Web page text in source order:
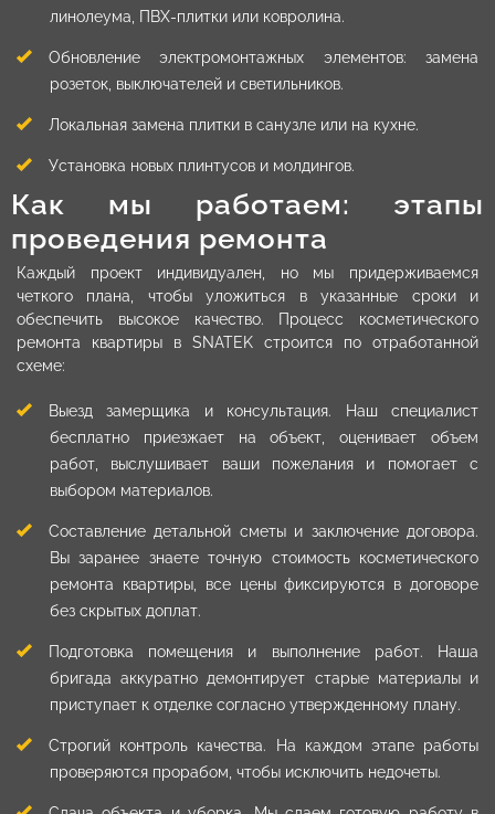
линолеума, ПВХ-плитки или ковролина.
Обновление электромонтажных элементов: замена
розеток, выключателей и светильников.
Локальная замена плитки в санузле или на кухне.
Установка новых плинтусов и молдингов.
Как мы работаем: этапы
проведения ремонта
Каждый проект индивидуален, но мы придерживаемся
четкого плана, чтобы уложиться в указанные сроки и
обеспечить высокое качество. Процесс косметического
ремонта квартиры в SNATEK строится по отработанной
схеме:
Выезд замерщика и консультация. Наш специалист
бесплатно приезжает на объект, оценивает объем
работ, выслушивает ваши пожелания и помогает с
выбором материалов.
Составление детальной сметы и заключение договора.
Вы заранее знаете точную стоимость косметического
ремонта квартиры, все цены фиксируются в договоре
без скрытых доплат.
Подготовка помещения и выполнение работ. Наша
бригада аккуратно демонтирует старые материалы и
приступает к отделке согласно утвержденному плану.
Строгий контроль качества. На каждом этапе работы
проверяются прорабом, чтобы исключить недочеты.